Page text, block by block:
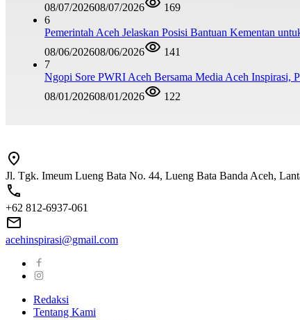
08/07/202608/07/2026
169
6
Pemerintah Aceh Jelaskan Posisi Bantuan Kementan
08/06/202608/06/2026
141
7
Ngopi Sore PWRI Aceh Bersama Media Aceh Inspirasi,
08/01/202608/01/2026 122
Jl. Tgk. Imeum Lueng Bata No. 44, Lueng Bata Banda Aceh,
+62 812-6937-061
acehinspirasi@gmail.com
Redaksi
Tentang Kami